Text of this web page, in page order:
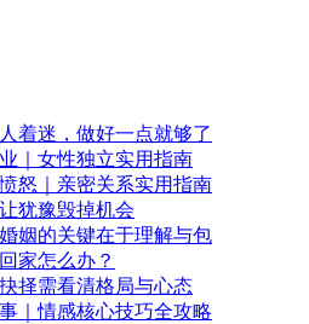
着迷，做好一点就够了
｜女性独立实用指南
怒｜亲密关系实用指南
犹豫毁掉机会
姻的关键在于理解与包
家怎么办？
择需看清格局与心态
｜情感核心技巧全攻略